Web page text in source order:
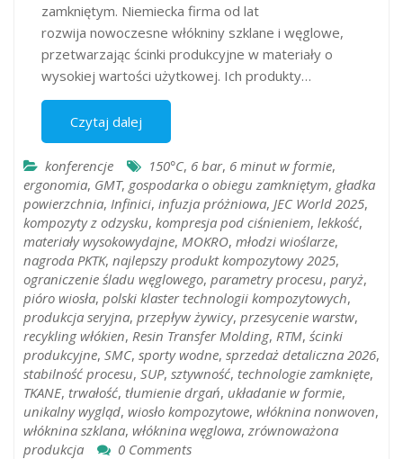
zamkniętym. Niemiecka firma od lat
rozwija nowoczesne włókniny szklane i węglowe,
przetwarzając ścinki produkcyjne w materiały o
wysokiej wartości użytkowej. Ich produkty…
Czytaj dalej
konferencje 150°C, 6 bar, 6 minut w formie,
ergonomia, GMT, gospodarka o obiegu zamkniętym, gładka
powierzchnia, Infinici, infuzja próżniowa, JEC World 2025,
kompozyty z odzysku, kompresja pod ciśnieniem, lekkość,
materiały wysokowydajne, MOKRO, młodzi wioślarze,
nagroda PKTK, najlepszy produkt kompozytowy 2025,
ograniczenie śladu węglowego, parametry procesu, paryż,
pióro wiosła, polski klaster technologii kompozytowych,
produkcja seryjna, przepływ żywicy, przesycenie warstw,
recykling włókien, Resin Transfer Molding, RTM, ścinki
produkcyjne, SMC, sporty wodne, sprzedaż detaliczna 2026,
stabilność procesu, SUP, sztywność, technologie zamknięte,
TKANE, trwałość, tłumienie drgań, układanie w formie,
unikalny wygląd, wiosło kompozytowe, włóknina nonwoven,
włóknina szklana, włóknina węglowa, zrównoważona
produkcja
0 Comments